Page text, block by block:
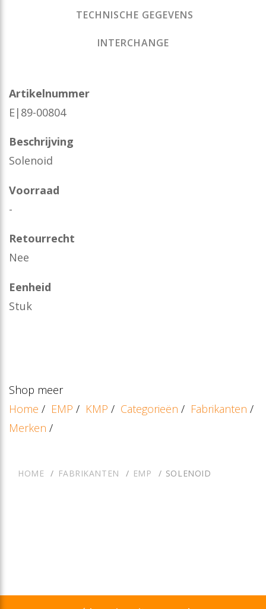
TECHNISCHE GEGEVENS
INTERCHANGE
Artikelnummer
E|89-00804
Beschrijving
Solenoid
Voorraad
-
Retourrecht
Nee
Eenheid
Stuk
Shop meer
Home / EMP / KMP / Categorieën / Fabrikanten /
Merken /
HOME FABRIKANTEN EMP SOLENOID